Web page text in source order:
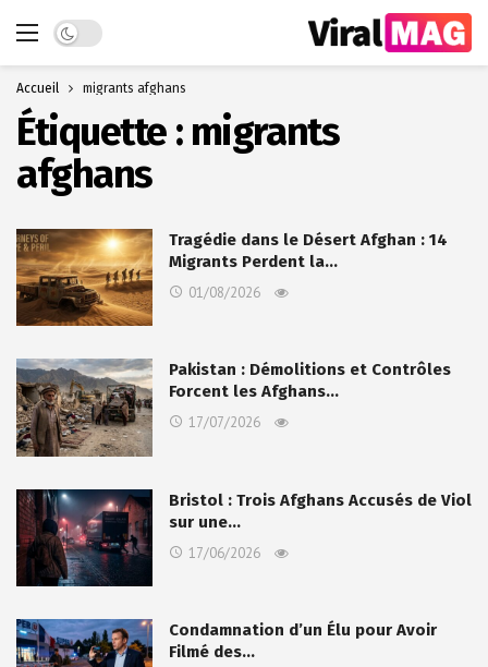
Dark mode
Accueil migrants afghans
Étiquette : migrants
afghans
Tragédie dans le Désert Afghan : 14
Migrants Perdent la…
01/08/2026
Pakistan : Démolitions et Contrôles
Forcent les Afghans…
17/07/2026
Bristol : Trois Afghans Accusés de Viol
sur une…
17/06/2026
Condamnation d’un Élu pour Avoir
Filmé des…